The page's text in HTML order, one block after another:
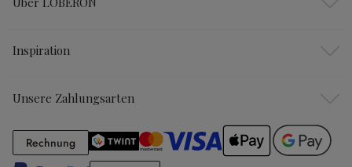
Inspiration
Unsere Zahlungsarten
RechnungRechnung